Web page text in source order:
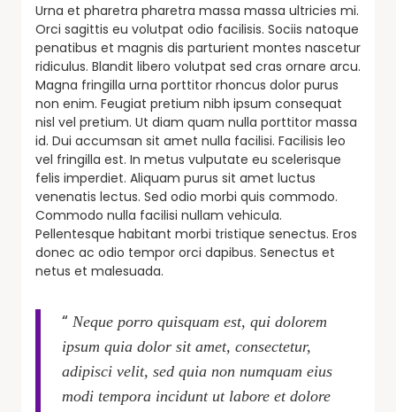
Urna et pharetra pharetra massa massa ultricies mi.
Orci sagittis eu volutpat odio facilisis. Sociis natoque
penatibus et magnis dis parturient montes nascetur
ridiculus. Blandit libero volutpat sed cras ornare arcu.
Magna fringilla urna porttitor rhoncus dolor purus
non enim. Feugiat pretium nibh ipsum consequat
nisl vel pretium. Ut diam quam nulla porttitor massa
id. Dui accumsan sit amet nulla facilisi. Facilisis leo
vel fringilla est. In metus vulputate eu scelerisque
felis imperdiet. Aliquam purus sit amet luctus
venenatis lectus. Sed odio morbi quis commodo.
Commodo nulla facilisi nullam vehicula.
Pellentesque habitant morbi tristique senectus. Eros
donec ac odio tempor orci dapibus. Senectus et
netus et malesuada.
“ Neque porro quisquam est, qui dolorem
ipsum quia dolor sit amet, consectetur,
adipisci velit, sed quia non numquam eius
modi tempora incidunt ut labore et dolore